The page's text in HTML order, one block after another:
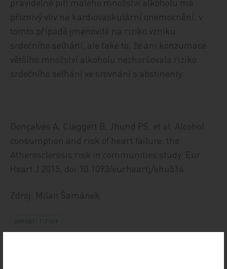
příznivý vliv na kardiovaskulární onemocnění, v
tomto případě jmenovitě na riziko vzniku
srdečního selhání, ale také to, že ani konzumace
většího množství alkoholu nezhoršovala riziko
srdečního selhání ve srovnání s abstinenty.
Gonçalves A, Claggett B, Jhund PS, et al. Alcohol
consumption and risk of heart failure: the
Atherosclerosis risk in communities study. Eur
Heart J 2015, doi:10.1093/eurheartj/ehu514.
Zdroj: Milan Šamánek
IMPORT: TITULY